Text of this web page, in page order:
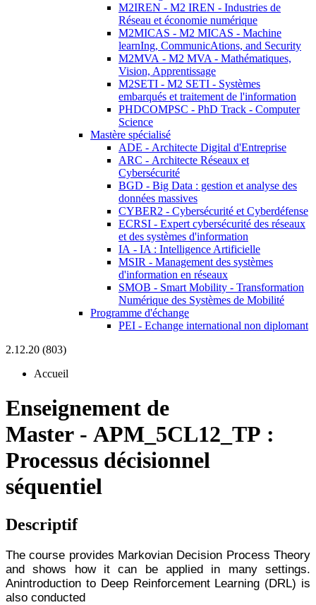
M2IREN - M2 IREN - Industries de
Réseau et économie numérique
M2MICAS - M2 MICAS - Machine
learnIng, CommunicAtions, and Security
M2MVA - M2 MVA - Mathématiques,
Vision, Apprentissage
M2SETI - M2 SETI - Systèmes
embarqués et traitement de l'information
PHDCOMPSC - PhD Track - Computer
Science
Mastère spécialisé
ADE - Architecte Digital d'Entreprise
ARC - Architecte Réseaux et
Cybersécurité
BGD - Big Data : gestion et analyse des
données massives
CYBER2 - Cybersécurité et Cyberdéfense
ECRSI - Expert cybersécurité des réseaux
et des systèmes d'information
IA - IA : Intelligence Artificielle
MSIR - Management des systèmes
d'information en réseaux
SMOB - Smart Mobility - Transformation
Numérique des Systèmes de Mobilité
Programme d'échange
PEI - Echange international non diplomant
2.12.20 (803)
Accueil
Enseignement de
Master - APM_5CL12_TP :
Processus décisionnel
séquentiel
Descriptif
The course provides Markovian Decision Process Theory
and shows how it can be applied in many settings.
Anintroduction to Deep Reinforcement Learning (DRL) is
also conducted